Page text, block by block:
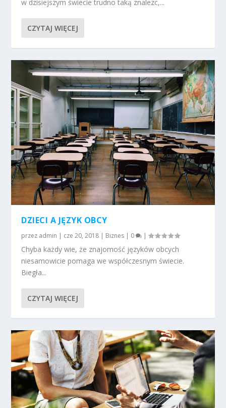
w dzisiejszym świecie trudno taką znalezc,...
CZYTAJ WIĘCEJ
DZIECI A JĘZYK OBCY
przez admin | cze 20, 2018 | Biznes | 0 |
Chyba każdy wie, że znajomość języków obcych
niesamowicie pomaga we współczesnym świecie.
Biegła...
CZYTAJ WIĘCEJ